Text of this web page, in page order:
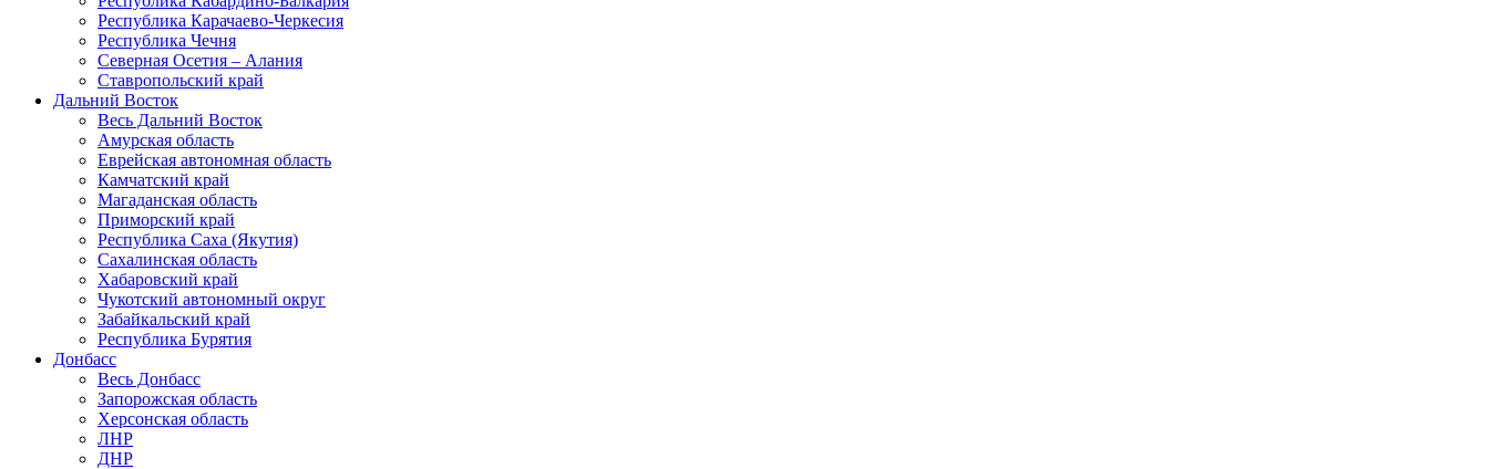
Республика Карачаево-Черкесия
Республика Чечня
Северная Осетия – Алания
Ставропольский край
Дальний Восток
Весь Дальний Восток
Амурская область
Еврейская автономная область
Камчатский край
Магаданская область
Приморский край
Республика Саха (Якутия)
Сахалинская область
Хабаровский край
Чукотский автономный округ
Забайкальский край
Республика Бурятия
Донбасс
Весь Донбасс
Запорожская область
Херсонская область
ЛНР
ДНР